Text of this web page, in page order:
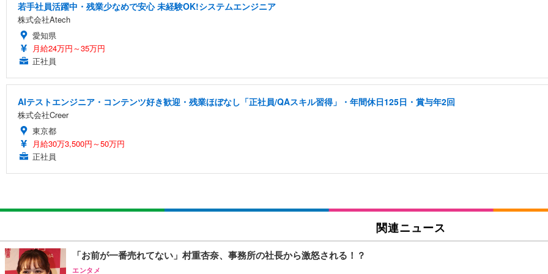
若手社員活躍中・残業少なめで安心 未経験OK!システムエンジニア
株式会社Atech
愛知県
月給24万円～35万円
正社員
AIテストエンジニア・コンテンツ好き歓迎・残業ほぼなし「正社員/QAスキル習得」・年間休日125日・賞与年2回
株式会社Creer
東京都
月給30万3,500円～50万円
正社員
関連ニュース
「お前が一番売れてない」村重杏奈、事務所の社長から激怒される！？
エンタメ